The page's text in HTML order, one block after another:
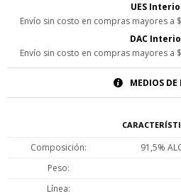
UES
Envío sin costo en compras mayores a
DAC
Envío sin costo en compras mayores a
MEDIOS DE
Composición
91,5%
Peso
Línea